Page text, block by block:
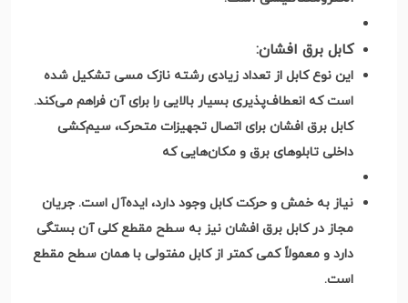
کابل برق افشان:
این نوع کابل از تعداد زیادی رشته نازک مسی تشکیل شده
است که انعطاف‌پذیری بسیار بالایی را برای آن فراهم می‌کند.
کابل برق افشان برای اتصال تجهیزات متحرک، سیم‌کشی
داخلی تابلوهای برق و مکان‌هایی که
نیاز به خمش و حرکت کابل وجود دارد، ایده‌آل است. جریان
مجاز در کابل برق افشان نیز به سطح مقطع کلی آن بستگی
دارد و معمولاً کمی کمتر از کابل مفتولی با همان سطح مقطع
است.